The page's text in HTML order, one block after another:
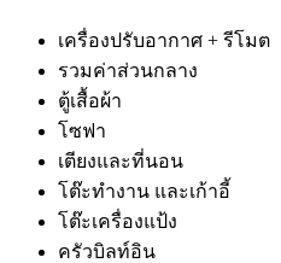
เครื่องปรับอากาศ + รีโมต
รวมค่าส่วนกลาง
ตู้เสื้อผ้า
โซฟา
เตียงและที่นอน
โต๊ะทำงาน และเก้าอี้
โต๊ะเครื่องแป้ง
ครัวบิลท์อิน